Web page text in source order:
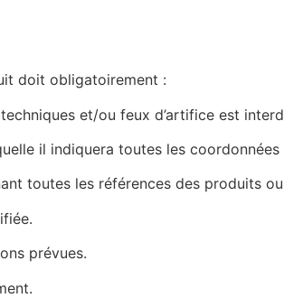
doit obligatoirement :
et/ou feux d’artifice est
il indiquera toutes les
toutes les références des produits
prévues.